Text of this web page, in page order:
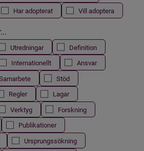
Har adopterat Vill adoptera
Utredningar
Definition
Internationellt
Ansvar
Stöd
Regler
Lagar
Verktyg
Forskning
Publikationer
Ursprungssökning